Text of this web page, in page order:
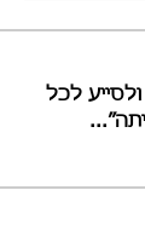
לכל
...